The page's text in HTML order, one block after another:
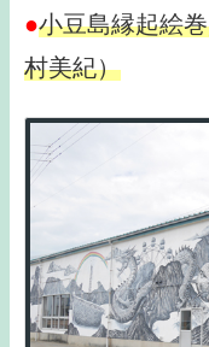
●小豆島縁起絵
村美紀）